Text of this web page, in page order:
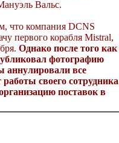
Вальс.
что компания DCNS
первого корабля Mistral,
Однако после того как
фотографию
аннулировали все
своего сотрудника
поставок в